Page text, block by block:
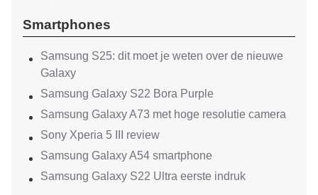
Smartphones
Samsung S25: dit moet je weten over de nieuwe
Galaxy
Samsung Galaxy S22 Bora Purple
Samsung Galaxy A73 met hoge resolutie camera
Sony Xperia 5 III review
Samsung Galaxy A54 smartphone
Samsung Galaxy S22 Ultra eerste indruk